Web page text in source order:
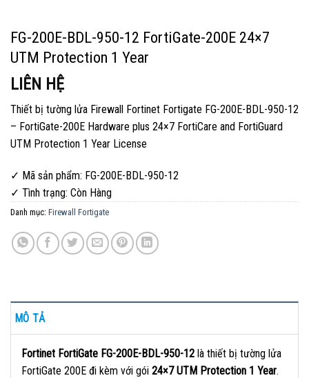
FG-200E-BDL-950-12 FortiGate-200E 24×7
UTM Protection 1 Year
LIÊN HỆ
Thiết bị tường lửa Firewall Fortinet Fortigate FG-200E-BDL-950-12
– FortiGate-200E Hardware plus 24×7 FortiCare and FortiGuard
UTM Protection 1 Year License
✓ Mã sản phẩm: FG-200E-BDL-950-12
✓ Tình trạng: Còn Hàng
Danh mục: Firewall Fortigate
MÔ TẢ
Fortinet FortiGate FG-200E-BDL-950-12 là thiết bị tường lửa
FortiGate 200E đi kèm với gói 24×7 UTM Protection 1 Year.